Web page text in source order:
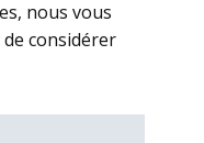
nous vous
considérer